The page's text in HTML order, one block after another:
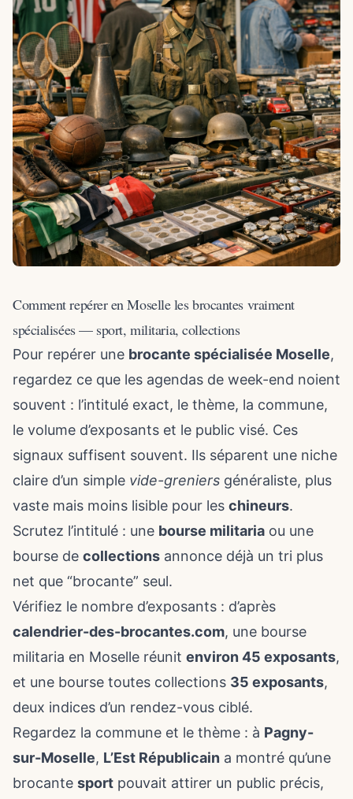
Comment repérer en Moselle les brocantes vraiment
spécialisées — sport, militaria, collections
Pour repérer une brocante spécialisée Moselle,
regardez ce que les agendas de week-end noient
souvent : l’intitulé exact, le thème, la commune,
le volume d’exposants et le public visé. Ces
signaux suffisent souvent. Ils séparent une niche
claire d’un simple vide-greniers généraliste, plus
vaste mais moins lisible pour les chineurs.
Scrutez l’intitulé : une bourse militaria ou une
bourse de collections annonce déjà un tri plus
net que “brocante” seul.
Vérifiez le nombre d’exposants : d’après
calendrier-des-brocantes.com, une bourse
militaria en Moselle réunit environ 45 exposants,
et une bourse toutes collections 35 exposants,
deux indices d’un rendez-vous ciblé.
Regardez la commune et le thème : à Pagny-
sur-Moselle, L’Est Républicain a montré qu’une
brocante sport pouvait attirer un public précis,